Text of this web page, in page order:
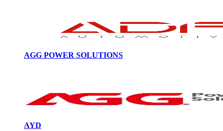
AGG POWER SOLUTIONS
AYD